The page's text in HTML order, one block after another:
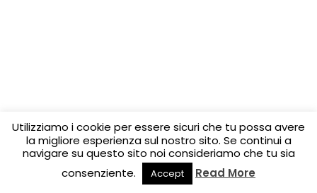
Utilizziamo i cookie per essere sicuri che tu possa avere
la migliore esperienza sul nostro sito. Se continui a
navigare su questo sito noi consideriamo che tu sia
consenziente.
Accept Read More